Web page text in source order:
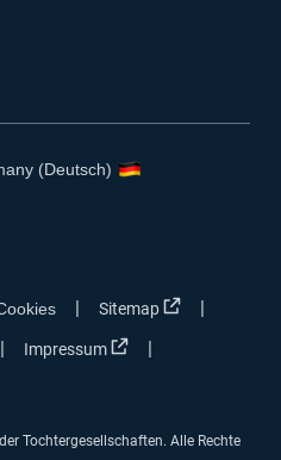
(Deutsch)
Sitemap In neuem
Fenster öffnen
Impressum In neuem Fenster
Tochtergesellschaften. Alle Rechte